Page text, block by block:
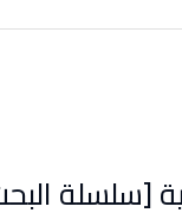
[سلسلة